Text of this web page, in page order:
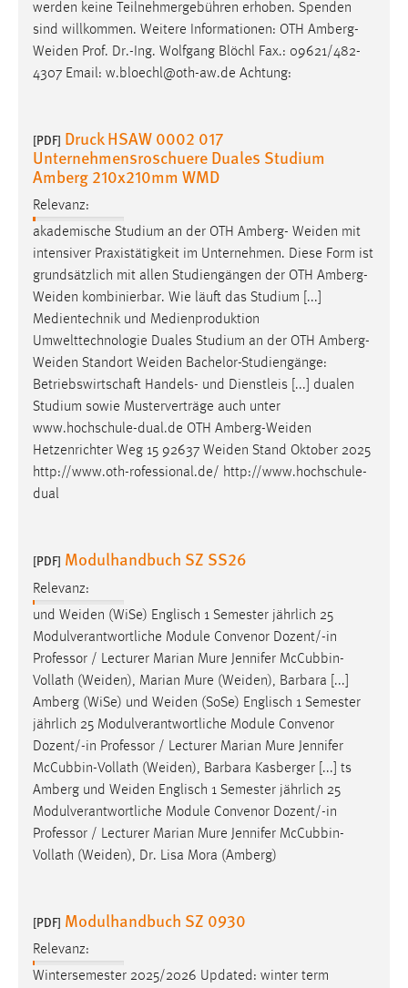
werden keine Teilnehmergebühren erhoben. Spenden
sind willkommen. Weitere Informationen: OTH Amberg-
Weiden Prof. Dr.-Ing. Wolfgang Blöchl Fax.: 09621/482-
4307 Email: w.bloechl@oth-aw.de Achtung:
[PDF] Druck HSAW 0002 017
Unternehmensroschuere Duales Studium
Amberg 210x210mm WMD
Relevanz:
akademische Studium an der OTH Amberg- Weiden mit
intensiver Praxistätigkeit im Unternehmen. Diese Form ist
grundsätzlich mit allen Studiengängen der OTH Amberg-
Weiden kombinierbar. Wie läuft das Studium [...]
Medientechnik und Medienproduktion
Umwelttechnologie Duales Studium an der OTH Amberg-
Weiden Standort Weiden Bachelor-Studiengänge:
Betriebswirtschaft Handels- und Dienstleis [...] dualen
Studium sowie Musterverträge auch unter
www.hochschule-dual.de OTH Amberg-Weiden
Hetzenrichter Weg 15 92637 Weiden Stand Oktober 2025
http://www.oth-rofessional.de/ http://www.hochschule-
dual
[PDF] Modulhandbuch SZ SS26
Relevanz:
und Weiden (WiSe) Englisch 1 Semester jährlich 25
Modulverantwortliche Module Convenor Dozent/-in
Professor / Lecturer Marian Mure Jennifer McCubbin-
Vollath (Weiden), Marian Mure (Weiden), Barbara [...]
Amberg (WiSe) und Weiden (SoSe) Englisch 1 Semester
jährlich 25 Modulverantwortliche Module Convenor
Dozent/-in Professor / Lecturer Marian Mure Jennifer
McCubbin-Vollath (Weiden), Barbara Kasberger [...] ts
Amberg und Weiden Englisch 1 Semester jährlich 25
Modulverantwortliche Module Convenor Dozent/-in
Professor / Lecturer Marian Mure Jennifer McCubbin-
Vollath (Weiden), Dr. Lisa Mora (Amberg)
[PDF] Modulhandbuch SZ 0930
Relevanz:
Wintersemester 2025/2026 Updated: winter term
Sprachpräferenz
Name:
site-language-preference
Cookie Laufzeit:
30 Tage
Chat
Name:
Zweck:
Wird benötigt um die Chatfunktion nutzen zu können.
Cookie Laufzeit:
MibewSessionID, mibew-chat-frame-style-
5e9dbeb1811c0446 = Sitzungslaufzeit, mibew_locale = 3
Jahre, MIBEW_UserID = 1 Jahr
fe_user, be_user, be_lastLoginProvider
Zweck:
Dieser Cookie ist notwendig um sich an der Website
einloggen zu können.
Cookie Laufzeit:
24 Stunden
STATISTIK
Statistik Cookies erfassen Informationen anonym.
Diese Informationen helfen uns zu verstehen, wie
unsere Besucher unsere Website nutzen.
Name: